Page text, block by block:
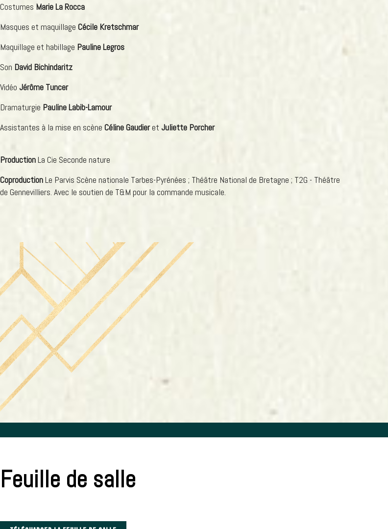
Costumes Marie La Rocca
Masques et maquillage Cécile Kretschmar
Maquillage et habillage Pauline Legros
Son David Bichindaritz
Vidéo Jérôme Tuncer
Dramaturgie Pauline Labib-Lamour
Assistantes à la mise en scène Céline Gaudieret Juliette Porcher
ProductionLa Cie Seconde nature
CoproductionLe Parvis Scène nationale Tarbes-Pyrénées ; Théâtre National de Bretagne ; T2G - Théâtre
de Gennevilliers. Avec le soutien de T&M pour la commande musicale.
Feuille de salle